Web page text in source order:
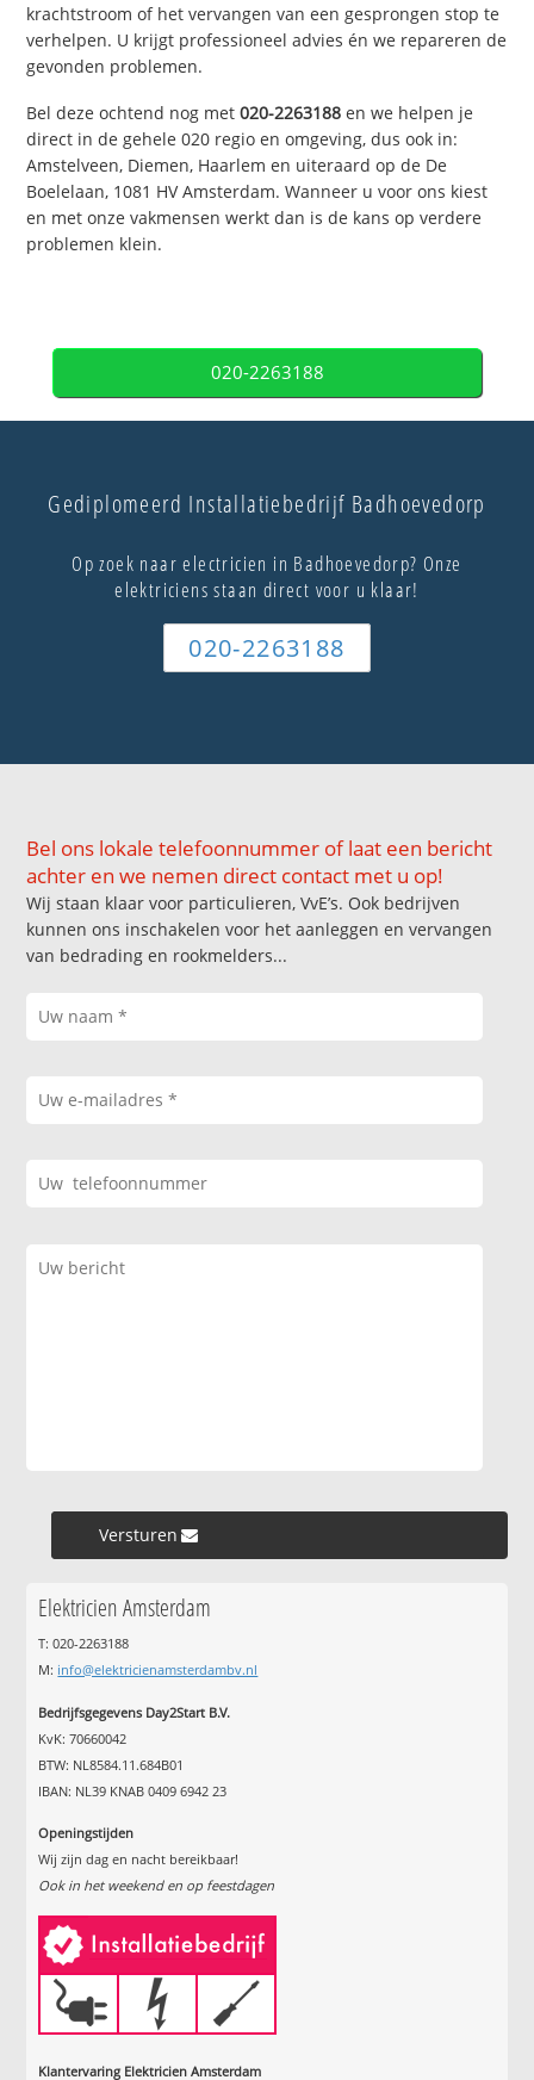
krachtstroom of het vervangen van een gesprongen stop te
verhelpen. U krijgt professioneel advies én we repareren de
gevonden problemen.
Bel deze ochtend nog met020-2263188 en we helpen je
direct in de gehele 020 regio en omgeving, dus ook in:
Amstelveen, Diemen, Haarlem en uiteraard op de De
Boelelaan, 1081 HV Amsterdam. Wanneer u voor ons kiest
en met onze vakmensen werkt dan is de kans op verdere
problemen klein.
020-2263188
Gediplomeerd Installatiebedrijf Badhoevedorp
Op zoek naar electricien in Badhoevedorp? Onze
elektriciens staan direct voor u klaar!
020-2263188
Bel ons lokale telefoonnummer of laat een bericht
achter en we nemen direct contact met u op!
Wij staan klaar voor particulieren, VvE’s. Ook bedrijven
kunnen ons inschakelen voor het aanleggen en vervangen
van bedrading en rookmelders...
Versturen »
Elektricien Amsterdam
T: 020-2263188
M: info@elektricienamsterdambv.nl
Bedrijfsgegevens Day2Start B.V.
KvK: 70660042
BTW: NL8584.11.684B01
IBAN: NL39 KNAB 0409 6942 23
Openingstijden
Wij zijn dag en nacht bereikbaar!
Ook in het weekend en op feestdagen
Klantervaring Elektricien Amsterdam